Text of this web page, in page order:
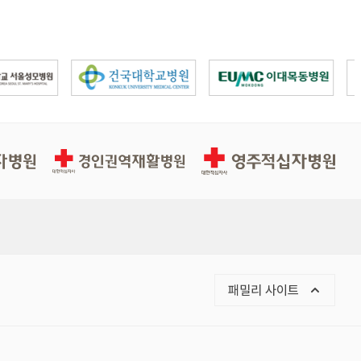
경인권역적십자병원 영주적십자병원
패밀리 사이트